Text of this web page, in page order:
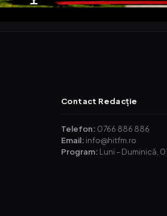
Contact Redacție
Telefon: 0766 886 886
Email: info@hitfm.ro
Program: Luni – Duminică,